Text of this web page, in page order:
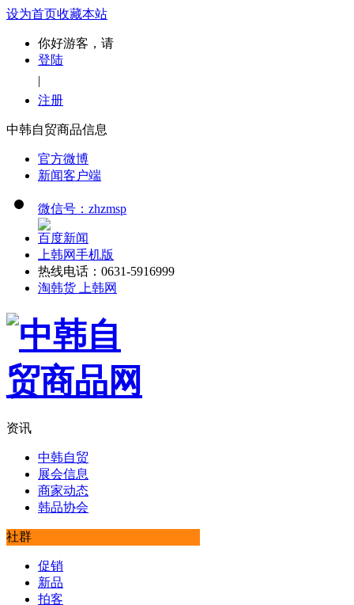
设为首页收藏本站
你好游客，请
登陆
|
注册
中韩自贸商品信息
官方微博
新闻客户端
微信号：zhzmsp
百度新闻
上韩网手机版
热线电话：0631-5916999
淘韩货 上韩网
资讯
中韩自贸
展会信息
商家动态
韩品协会
社群
促销
新品
拍客